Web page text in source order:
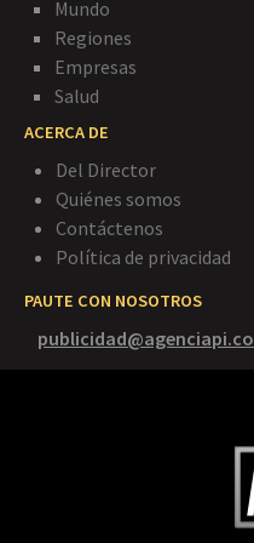
Mundo
Regiones
Empresas
Salud
ACERCA DE
Del Director
Quiénes somos
Contáctenos
Política de privacidad
PAUTE CON NOSOTROS
publicidad@agenciapi.co